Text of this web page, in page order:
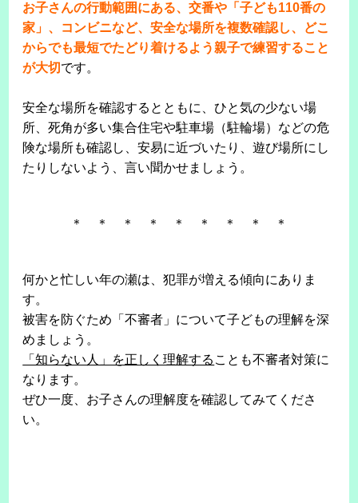
お子さんの行動範囲にある、交番や「子ども110番の
家」、コンビニなど、安全な場所を複数確認し、どこ
からでも最短でたどり着けるよう親子で練習すること
が大切 です。
安全な場所を確認するとともに、ひと気の少ない場
所、死角が多い集合住宅や駐車場（駐輪場）などの危
険な場所も確認し、安易に近づいたり、遊び場所にし
たりしないよう、言い聞かせましょう。
＊ ＊ ＊ ＊ ＊ ＊ ＊ ＊ ＊
何かと忙しい年の瀬は、犯罪が増える傾向にありま
す。
被害を防ぐため「不審者」について子どもの理解を深
めましょう。
「知らない人」を正しく理解する ことも不審者対策に
なります。
ぜひ一度、お子さんの理解度を確認してみてくださ
い。